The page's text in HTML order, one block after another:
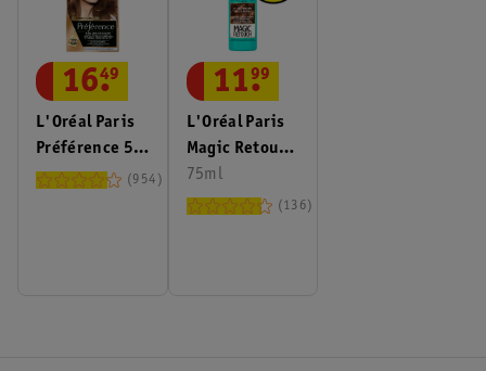
L'Oréal Paris
Préférence 5
Lichtbruin
16.
49
954
L'Oréal Paris
Magic Retouch
Middenbruin
Camouflerende
75ml
11.
99
136